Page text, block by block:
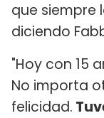
que siempre
diciendo
"Hoy con 15
No importa
felicidad.